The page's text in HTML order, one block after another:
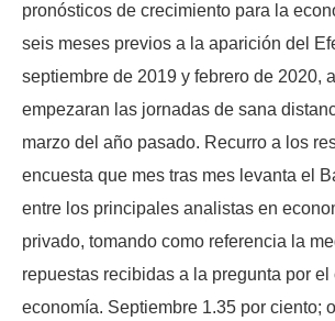
pronósticos de crecimiento para la
seis meses previos a la aparición del
septiembre de 2019 y febrero de 2020,
empezaran las jornadas de sana
marzo del año pasado. Recurro a los
encuesta que mes tras mes levanta el
entre los principales analistas en
privado, tomando como referencia la
repuestas recibidas a la pregunta por
economía. Septiembre 1.35 por ciento;